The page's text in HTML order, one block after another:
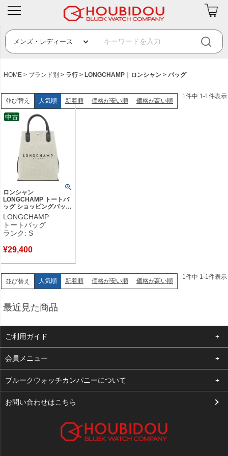
HOME ブランド別 ラ行 LONGCHAMP｜ロンシャン バッグ
並び替え 人気順 新着順 価格が安い順 価格が高い順
1件中 1-1件表示
ロンシャン
LONGCHAMP トートバ
ッグ ショッピングバッグ
コットンキャンバス エク
リュ シルバー金具 トー
ト 10211 HSG 【中古】
未使用保管品
LONGCHAMP
トートバッグ
ランク: S
¥29,400
中古
並び替え 人気順 新着順 価格が安い順 価格が高い順
1 件中 1 -1 件表示
最近見た商品
ご利用ガイド
よくある質問
支払い・送料
お客様の声
会員メニュー
ログイン
お気に入り
ブルークウォッチカンパニーについて
会社概要
お問い合わせはこちら